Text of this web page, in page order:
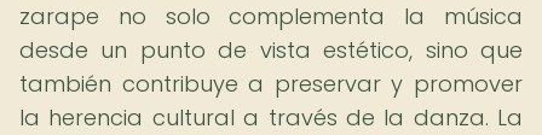
zarape no solo complementa la música
desde un punto de vista estético, sino que
también contribuye a preservar y promover
la herencia cultural a través de la danza. La